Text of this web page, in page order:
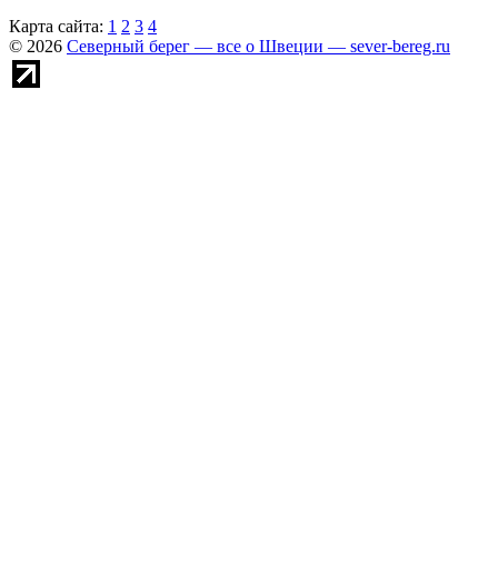
Карта сайта: 1 2 3 4
© 2026 Северный берег — все о Швеции — sever-bereg.ru